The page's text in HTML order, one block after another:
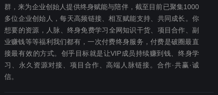
群，来为企业创始人提供终身赋能与陪伴，截至目前已聚集1000
多位企业创始人，每天高频链接、相互赋能支持、共同成长。你
想要‬的资源，人脉、终身免费学习全网知识干货、项目合作、副
业赚钱等等福利我们都‬有，一次付费终‬身服务，付费是破圈最‬直
接最有效‬的方式。创乎目标就是让VIP成员持续赚到钱、终身学
习、永久资源对接、项目合作、高端人脉链接。合作·共赢·诚
信。